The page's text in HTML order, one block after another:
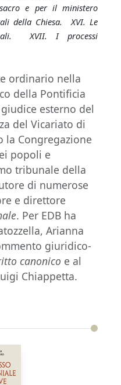
e per il ministero
della Chiesa. XVI. Le
XVII. I processi
ordinario nella
della Pontificia
esterno del
del Vicariato di
la Congregazione
popoli e
tribunale della
di numerose
e direttore
. Per EDB ha
Arianna
giuridico-
canonico e al
Chiappetta.